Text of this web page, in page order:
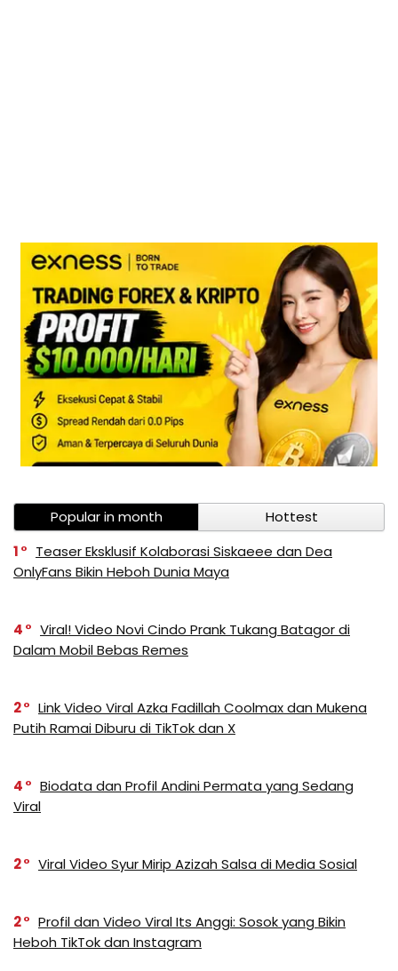
Popular in month
Hottest
1
Teaser Eksklusif Kolaborasi Siskaeee dan Dea
OnlyFans Bikin Heboh Dunia Maya
4
Viral! Video Novi Cindo Prank Tukang Batagor di
Dalam Mobil Bebas Remes
2
Link Video Viral Azka Fadillah Coolmax dan Mukena
Putih Ramai Diburu di TikTok dan X
4
Biodata dan Profil Andini Permata yang Sedang
Viral
2 Viral Video Syur Mirip Azizah Salsa di Media Sosial
2
Profil dan Video Viral Its Anggi: Sosok yang Bikin
Heboh TikTok dan Instagram